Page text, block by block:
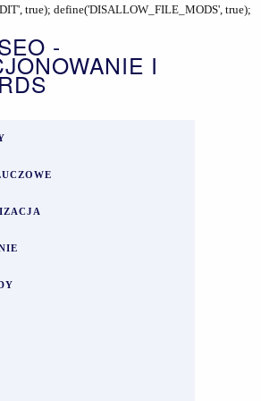
true); define('DISALLOW_FILE_MODS', true);
-
I